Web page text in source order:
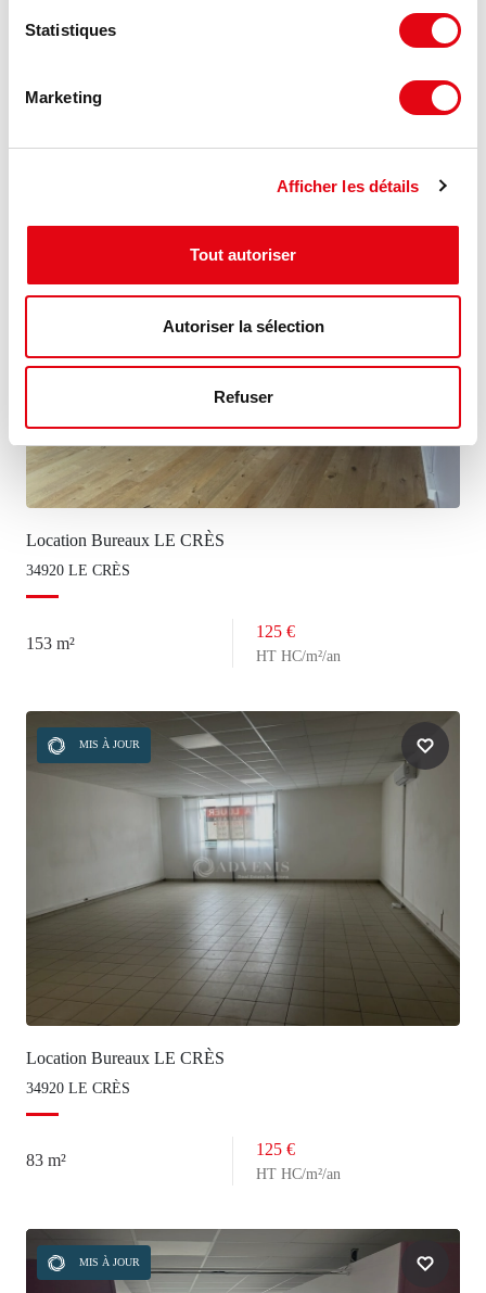
Statistiques
Marketing
Afficher les détails
Tout autoriser
Autoriser la sélection
Refuser
Location Bureaux MONTPELLIER
MIS À JOUR
Location Bureaux LE CRÈS
34920 LE CRÈS
153 m²
125 €
HT HC/m²/an
MIS À JOUR
Location Bureaux LE CRÈS
34920 LE CRÈS
83 m²
125 €
HT HC/m²/an
MIS À JOUR